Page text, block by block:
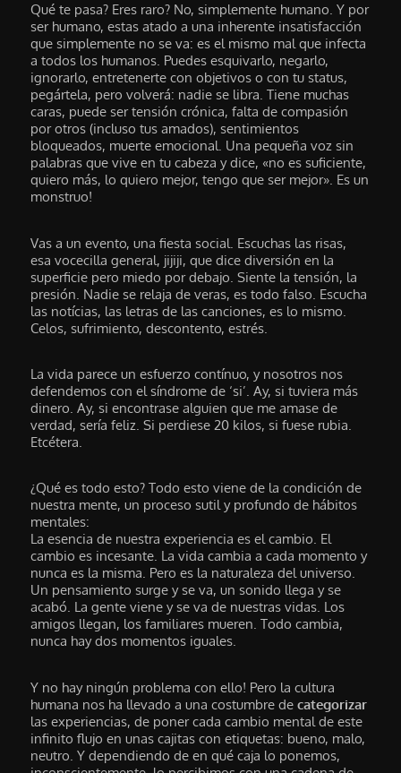
Qué te pasa? Eres raro? No, simplemente humano. Y por
ser humano, estas atado a una inherente insatisfacción
que simplemente no se va: es el mismo mal que infecta
a todos los humanos. Puedes esquivarlo, negarlo,
ignorarlo, entretenerte con objetivos o con tu status,
pegártela, pero volverá: nadie se libra. Tiene muchas
caras, puede ser tensión crónica, falta de compasión
por otros (incluso tus amados), sentimientos
bloqueados, muerte emocional. Una pequeña voz sin
palabras que vive en tu cabeza y dice, «no es suficiente,
quiero más, lo quiero mejor, tengo que ser mejor». Es un
monstruo!
Vas a un evento, una fiesta social. Escuchas las risas,
esa vocecilla general, jijiji, que dice diversión en la
superficie pero miedo por debajo. Siente la tensión, la
presión. Nadie se relaja de veras, es todo falso. Escucha
las notícias, las letras de las canciones, es lo mismo.
Celos, sufrimiento, descontento, estrés.
La vida parece un esfuerzo contínuo, y nosotros nos
defendemos con el síndrome de ‘si’. Ay, si tuviera más
dinero. Ay, si encontrase alguien que me amase de
verdad, sería feliz. Si perdiese 20 kilos, si fuese rubia.
Etcétera.
¿Qué es todo esto? Todo esto viene de la condición de
nuestra mente, un proceso sutil y profundo de hábitos
mentales:
La esencia de nuestra experiencia es el cambio. El
cambio es incesante. La vida cambia a cada momento y
nunca es la misma. Pero es la naturaleza del universo.
Un pensamiento surge y se va, un sonido llega y se
acabó. La gente viene y se va de nuestras vidas. Los
amigos llegan, los familiares mueren. Todo cambia,
nunca hay dos momentos iguales.
Y no hay ningún problema con ello! Pero la cultura
humana nos ha llevado a una costumbre decategorizar
las experiencias, de poner cada cambio mental de este
infinito flujo en unas cajitas con etiquetas: bueno, malo,
neutro. Y dependiendo de en qué caja lo ponemos,